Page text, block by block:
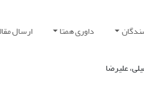
داوری همتا ارسال
علیرضا